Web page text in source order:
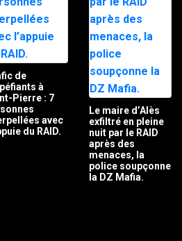
de
à
Pierre : 7
avec
du RAID.
Le maire d’Alès
exfiltré en pleine
nuit par le RAID
après des
menaces, la
police soupçonne
la DZ Mafia.